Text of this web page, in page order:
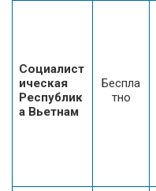
Социалист
ическая
Республик
а Вьетнам
Беспла
тно